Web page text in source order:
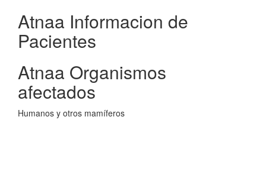
Atnaa Informacion de
Pacientes
Atnaa Organismos
afectados
Humanos y otros mamíferos